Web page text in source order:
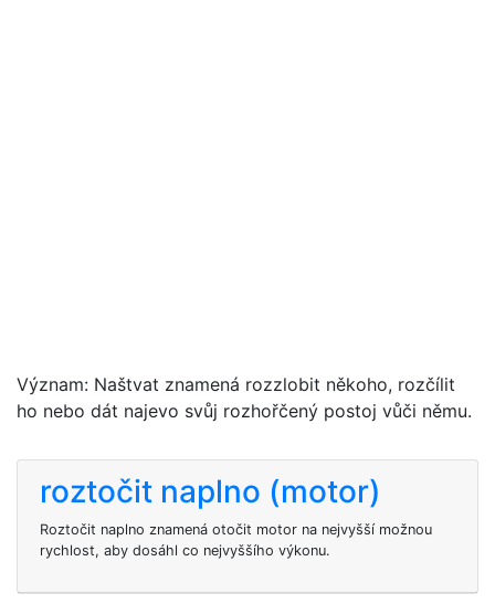
Význam: Naštvat znamená rozzlobit někoho, rozčílit
ho nebo dát najevo svůj rozhořčený postoj vůči němu.
roztočit naplno (motor)
Roztočit naplno znamená otočit motor na nejvyšší možnou
rychlost, aby dosáhl co nejvyššího výkonu.